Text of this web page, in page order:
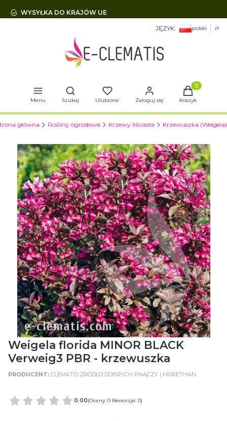
WYSYŁKA DO KRAJÓW UE
JĘZYK: polski zł
Menu
Otwórz wyszukiwarkę
Szukaj Ulubione Zaloguj się
Produkty
Koszyk
główna Rośliny ogrodowe Krzewy liściaste Krzewuszka (Weigela)
Weigela florida MINOR BLACK
Verweig3 PBR - krzewuszka
CLEMATIS ŹRÓDŁO DOBRYCH PNĄCZY | MORETHAN
0.00(Oceny: 0 Recenzje: 0)